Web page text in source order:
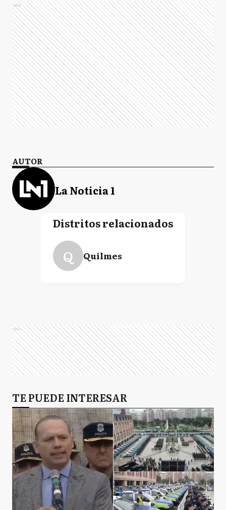
Ads
AUTOR
La Noticia 1
Distritos relacionados
Q Quilmes
Ads
TE PUEDE INTERESAR